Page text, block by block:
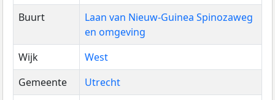
Buurt
Laan van Nieuw-Guinea Spinozaweg
en omgeving
Wijk
West
Gemeente
Utrecht